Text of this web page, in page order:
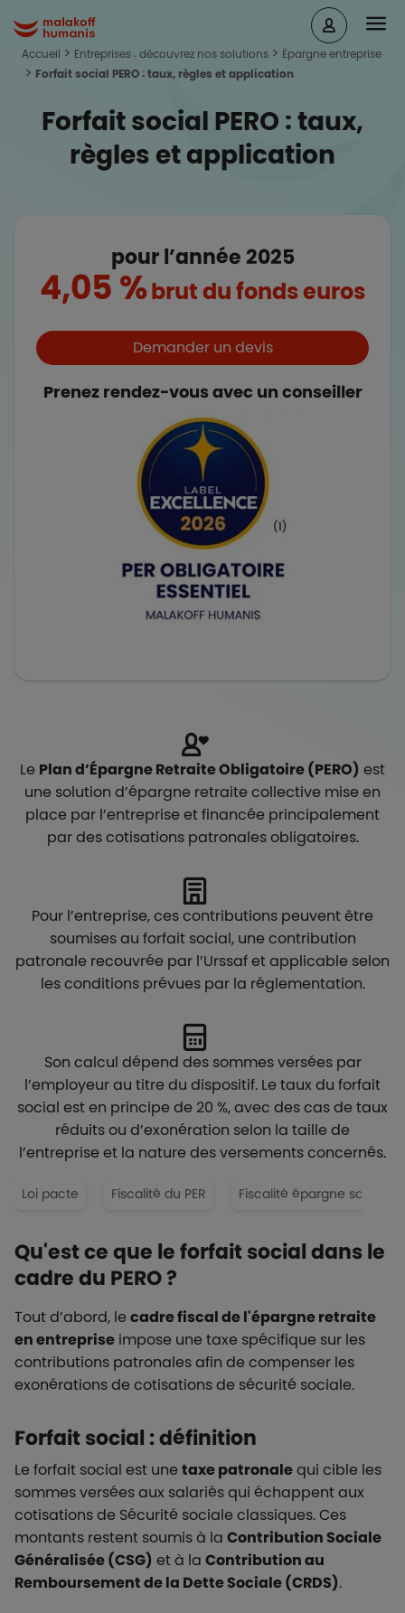
Malakoff Humanis Accueil
Accueil Entreprises : découvrez nos solutions
Épargne entreprise
Forfait social PERO : taux, règles et application
Forfait social PERO : taux,
règles et application
pour l’année 2025
4,05 %brut du fonds euros
Boutons et liensDemander un devis
Prenez rendez-vous avec un conseiller
Le Plan d’Épargne Retraite Obligatoire (PERO) est
une solution d’épargne retraite collective mise en
place par l’entreprise et financée principalement
par des cotisations patronales obligatoires.
Pour l’entreprise, ces contributions peuvent être
soumises au forfait social, une contribution
patronale recouvrée par l’Urssaf et applicable selon
les conditions prévues par la réglementation.
Son calcul dépend des sommes versées par
l’employeur au titre du dispositif. Le taux du forfait
social est en principe de 20 %, avec des cas de taux
réduits ou d’exonération selon la taille de
l’entreprise et la nature des versements concernés.
Loi pacte Fiscalité du PER Fiscalité épargne salariale
Qu'est ce que le forfait social dans le
cadre du PERO ?
Tout d’abord, lecadre fiscal de l'épargne retraite
en entreprise impose une taxe spécifique sur les
contributions patronales afin de compenser les
exonérations de cotisations de sécurité sociale.
Forfait social : définition
Le forfait social est unetaxe patronalequi cible les
sommes versées aux salariés qui échappent aux
cotisations de Sécurité sociale classiques. Ces
montants restent soumis à la Contribution Sociale
Généralisée (CSG) et à la Contribution au
Remboursement de la Dette Sociale (CRDS).